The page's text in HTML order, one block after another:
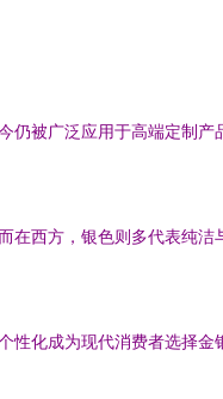
被广泛应用于高端定制
西方，银色则多代表纯
化成为现代消费者选择